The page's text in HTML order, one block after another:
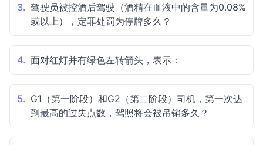
3. 驾驶员被控酒后驾驶（酒精在血液中的含量为0.08%
或以上），定罪处罚为停牌多久？
4. 面对红灯并有绿色左转箭头，表示：
5. G1（第一阶段）和G2（第二阶段）司机，第一次达
到最高的过失点数，驾照将会被吊销多久？